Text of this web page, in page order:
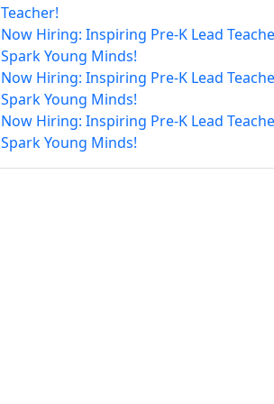
Teacher!
Now Hiring: Inspiring Pre-K Lead
Spark Young Minds!
Now Hiring: Inspiring Pre-K Lead
Spark Young Minds!
Now Hiring: Inspiring Pre-K Lead
Spark Young Minds!